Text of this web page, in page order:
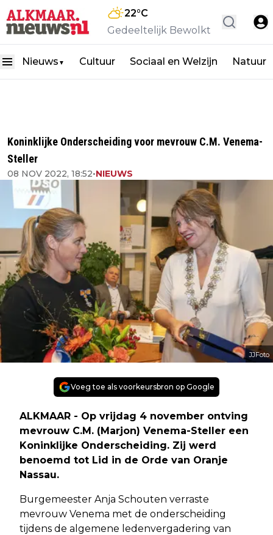
22°C
Gedeeltelijk Bewolkt
Nieuws ▼ Cultuur Sociaal en Welzijn Natuur
Koninklijke Onderscheiding voor mevrouw C.M. Venema-
Steller
08 NOV 2022, 18:52•NIEUWS
JJFoto
Voeg toe als voorkeursbron op Google
ALKMAAR - Op vrijdag 4 november ontving
mevrouw C.M. (Marjon) Venema-Steller een
Koninklijke Onderscheiding. Zij werd
benoemd tot Lid in de Orde van Oranje
Nassau.
Burgemeester Anja Schouten verraste
mevrouw Venema met de onderscheiding
tijdens de algemene ledenvergadering van